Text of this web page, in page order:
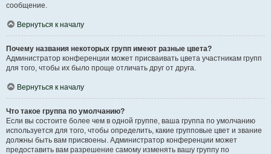
сообщение.
Вернуться к началу
Почему названия некоторых групп имеют разные цвета?
Администратор конференции может присваивать цвета участникам групп
для того, чтобы их было проще отличать друг от друга.
Вернуться к началу
Что такое группа по умолчанию?
Если вы состоите более чем в одной группе, ваша группа по умолчанию
используется для того, чтобы определить, какие групповые цвет и звание
должны быть вам присвоены. Администратор конференции может
предоставить вам разрешение самому изменять вашу группу по